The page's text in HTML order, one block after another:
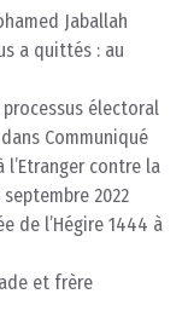
Jaballah
a quittés : au
électoral
dans Communiqué
l’Etranger contre la
2022
de l’Hégire 1444 à
et frère